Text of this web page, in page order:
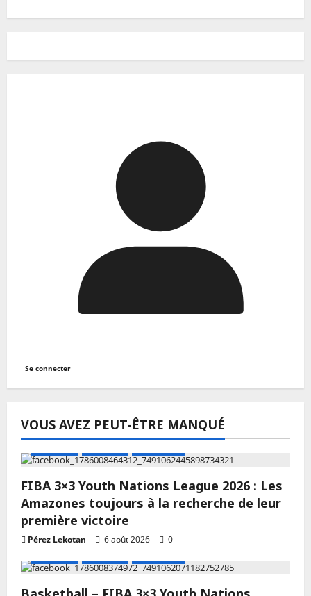
Se connecter
VOUS AVEZ PEUT-ÊTRE MANQUÉ
FIBA 3×3 Youth Nations League 2026 : Les
Amazones toujours à la recherche de leur
première victoire
Pérez Lekotan 6 août 2026
0